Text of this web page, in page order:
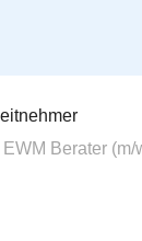
Berater (m/